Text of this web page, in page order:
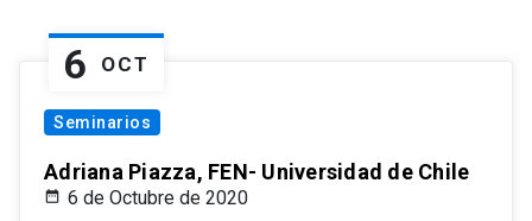
6 OCT
Seminarios
Adriana Piazza, FEN- Universidad de Chile
6 de Octubre de 2020